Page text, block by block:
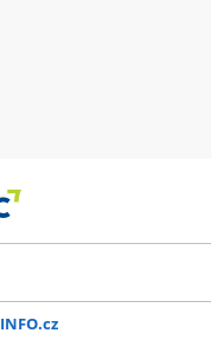
INFO.cz